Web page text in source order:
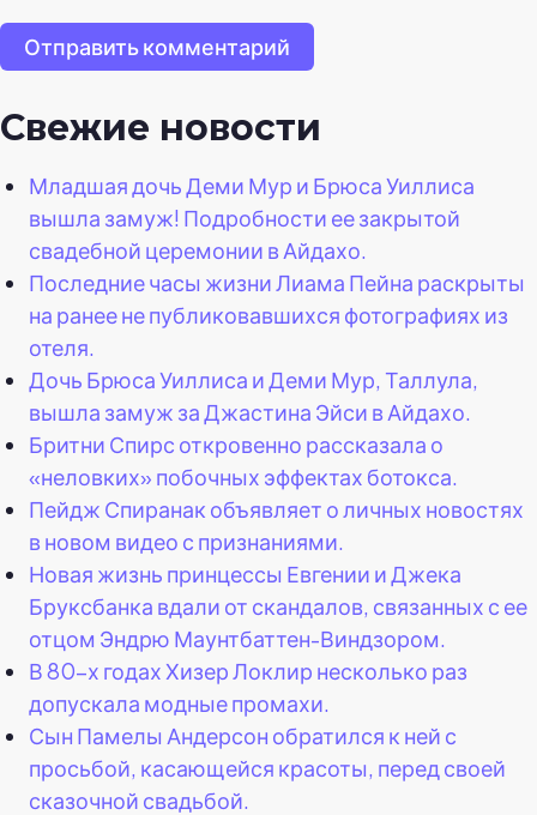
Отправить комментарий
Свежие новости
Младшая дочь Деми Мур и Брюса Уиллиса
вышла замуж! Подробности ее закрытой
свадебной церемонии в Айдахо.
Последние часы жизни Лиама Пейна раскрыты
на ранее не публиковавшихся фотографиях из
отеля.
Дочь Брюса Уиллиса и Деми Мур, Таллула,
вышла замуж за Джастина Эйси в Айдахо.
Бритни Спирс откровенно рассказала о
«неловких» побочных эффектах ботокса.
Пейдж Спиранак объявляет о личных новостях
в новом видео с признаниями.
Новая жизнь принцессы Евгении и Джека
Бруксбанка вдали от скандалов, связанных с ее
отцом Эндрю Маунтбаттен-Виндзором.
В 80-х годах Хизер Локлир несколько раз
допускала модные промахи.
Сын Памелы Андерсон обратился к ней с
просьбой, касающейся красоты, перед своей
сказочной свадьбой.